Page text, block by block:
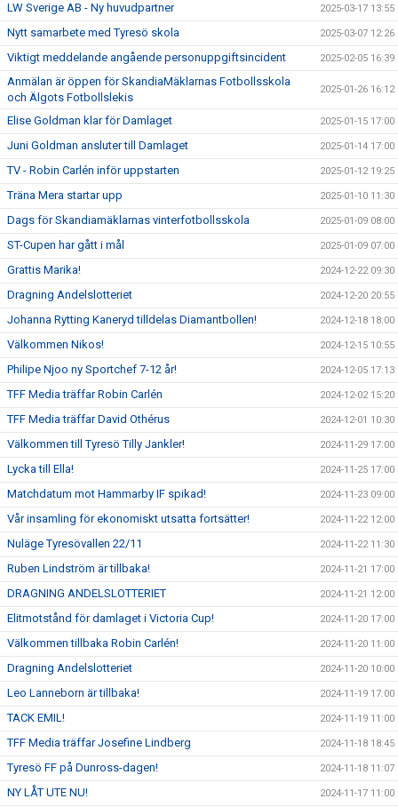
LW Sverige AB - Ny huvudpartner 2025-03-17 13:55
Nytt samarbete med Tyresö skola 2025-03-07 12:26
Viktigt meddelande angående personuppgiftsincident 2025-02-05 16:39
Anmälan är öppen för SkandiaMäklarnas Fotbollsskola
och Älgots Fotbollslekis
2025-01-26 16:12
Elise Goldman klar för Damlaget 2025-01-15 17:00
Juni Goldman ansluter till Damlaget 2025-01-14 17:00
TV - Robin Carlén inför uppstarten 2025-01-12 19:25
Träna Mera startar upp 2025-01-10 11:30
Dags för Skandiamäklarnas vinterfotbollsskola 2025-01-09 08:00
ST-Cupen har gått i mål 2025-01-09 07:00
Grattis Marika! 2024-12-22 09:30
Dragning Andelslotteriet 2024-12-20 20:55
Johanna Rytting Kaneryd tilldelas Diamantbollen! 2024-12-18 18:00
Välkommen Nikos! 2024-12-15 10:55
Philipe Njoo ny Sportchef 7-12 år! 2024-12-05 17:13
TFF Media träffar Robin Carlén 2024-12-02 15:20
TFF Media träffar David Othérus 2024-12-01 10:30
Välkommen till Tyresö Tilly Jankler! 2024-11-29 17:00
Lycka till Ella! 2024-11-25 17:00
Matchdatum mot Hammarby IF spikad! 2024-11-23 09:00
Vår insamling för ekonomiskt utsatta fortsätter! 2024-11-22 12:00
Nuläge Tyresövallen 22/11 2024-11-22 11:30
Ruben Lindström är tillbaka! 2024-11-21 17:00
DRAGNING ANDELSLOTTERIET 2024-11-21 12:00
Elitmotstånd för damlaget i Victoria Cup! 2024-11-20 17:00
Välkommen tillbaka Robin Carlén! 2024-11-20 11:00
Dragning Andelslotteriet 2024-11-20 10:00
Leo Lanneborn är tillbaka! 2024-11-19 17:00
TACK EMIL! 2024-11-19 11:00
TFF Media träffar Josefine Lindberg 2024-11-18 18:45
Tyresö FF på Dunross-dagen! 2024-11-18 11:07
NY LÅT UTE NU! 2024-11-17 11:00